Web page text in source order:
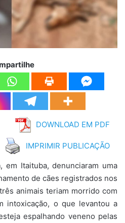
DOWNLOAD EM PDF
IMPRIMIR PUBLICAÇÃO
em Itaituba, denunciaram uma
de cães registrados nos
animais teriam morrido com
intoxicação, o que levantou a
espalhando veneno pelas